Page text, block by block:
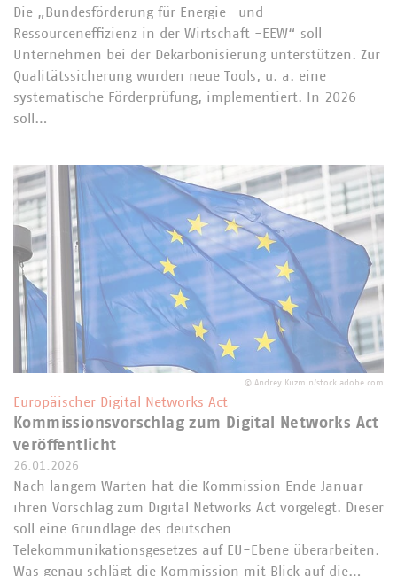
Die „Bundesförderung für Energie- und
Ressourceneffizienz in der Wirtschaft -EEW“ soll
Unternehmen bei der Dekarbonisierung unterstützen. Zur
Qualitätssicherung wurden neue Tools, u. a. eine
systematische Förderprüfung, implementiert. In 2026
soll…
© Andrey Kuzmin/stock.adobe.com
Europäischer Digital Networks Act
Kommissionsvorschlag zum Digital Networks Act
veröffentlicht
26.01.2026
Nach langem Warten hat die Kommission Ende Januar
ihren Vorschlag zum Digital Networks Act vorgelegt. Dieser
soll eine Grundlage des deutschen
Telekommunikationsgesetzes auf EU-Ebene überarbeiten.
Was genau schlägt die Kommission mit Blick auf die…